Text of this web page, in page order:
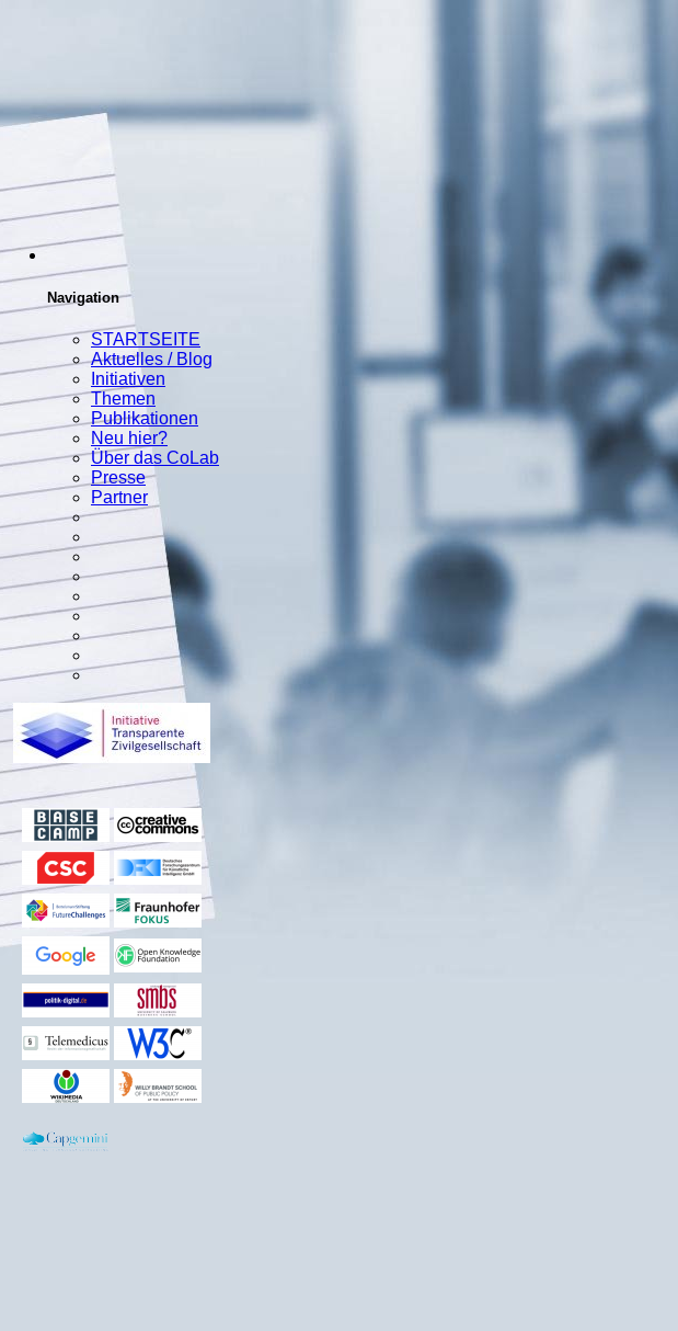
Navigation
STARTSEITE
Aktuelles / Blog
Initiativen
Themen
Publikationen
Neu hier?
Über das CoLab
Presse
Partner